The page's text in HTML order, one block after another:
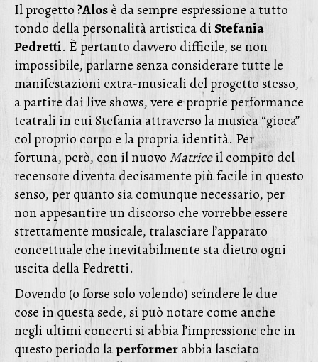
Il progetto?Alosè da sempre espressione a tutto
tondo della personalità artistica diStefania
Pedretti. È pertanto davvero difficile, se non
impossibile, parlarne senza considerare tutte le
manifestazioni extra-musicali del progetto stesso,
a partire dai live shows, vere e proprie performance
teatrali in cui Stefania attraverso la musica “gioca”
col proprio corpo e la propria identità. Per
fortuna, però, con il nuovo Matriceil compito del
recensore diventa decisamente più facile in questo
senso, per quanto sia comunque necessario, per
non appesantire un discorso che vorrebbe essere
strettamente musicale, tralasciare l’apparato
concettuale che inevitabilmente sta dietro ogni
uscita della Pedretti.
Dovendo (o forse solo volendo) scindere le due
cose in questa sede, si può notare come anche
negli ultimi concerti si abbia l’impressione che in
questo periodo laperformerabbia lasciato